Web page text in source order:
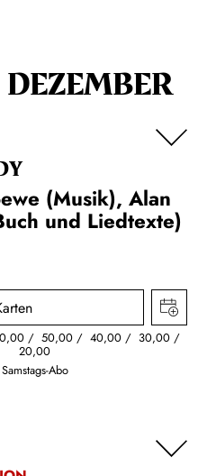
DEZEMBER
(Musik), Alan
und Liedtexte)
50,00 40,00 30,00
20,00
Samstags-Abo